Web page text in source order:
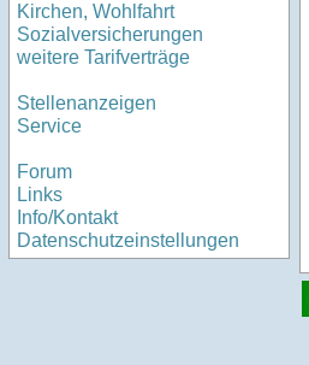
Kirchen, Wohlfahrt
Sozialversicherungen
weitere Tarifverträge
Stellenanzeigen
Service
Forum
Links
Info/Kontakt
Datenschutzeinstellungen